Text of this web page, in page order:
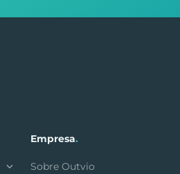
Empresa.
Sobre Outvio